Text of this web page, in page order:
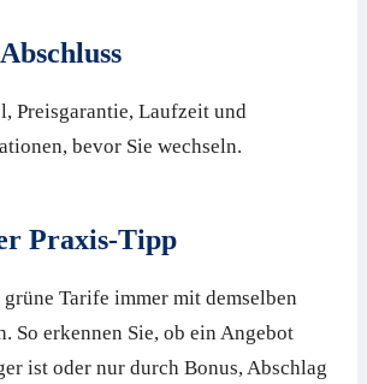
Preisgarantie, Laufzeit und
bevor Sie wechseln.
Praxis-Tipp
Tarife immer mit demselben
So erkennen Sie, ob ein Angebot
ist oder nur durch Bonus, Abschlag